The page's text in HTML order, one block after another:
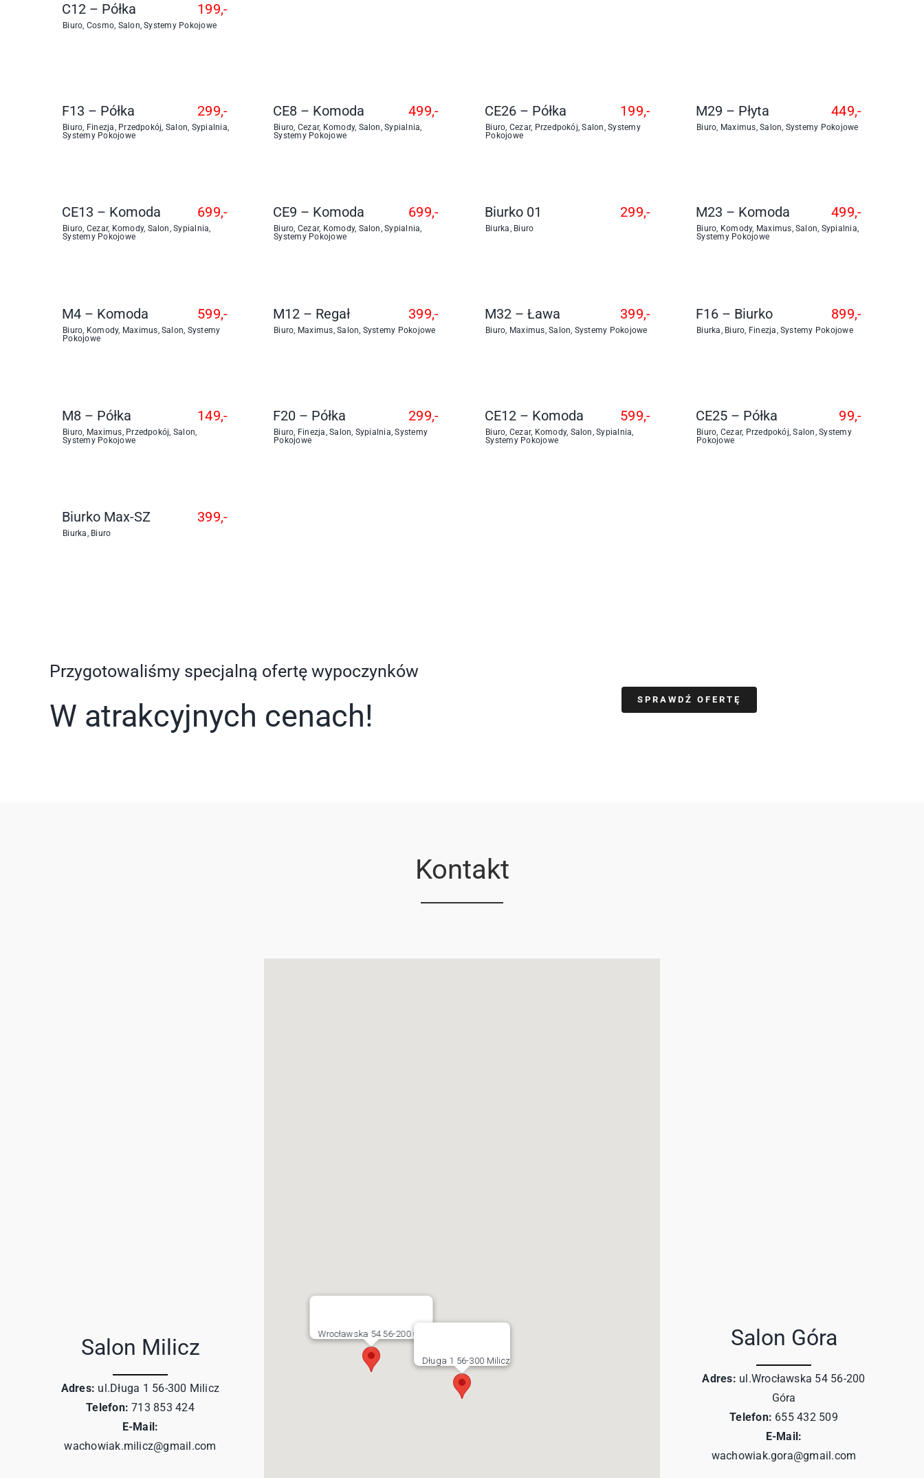
C12 – Półka
Biuro, Cosmo, Salon,Systemy Pokojowe
199,-
F13 – Półka
Biuro Finezja Przedpokój Salon Sypialnia
Systemy Pokojowe
299,- CE8 – Komoda
Biuro Cezar, Komody, Salon ,Sypialnia
Systemy Pokojowe
499,- CE26 – Półka
Biuro Cezar, Przedpokój ,Salon ,Systemy
Pokojowe
199,- M29 – Płyta
Biuro Maximus ,Salon Systemy Pokojowe
449,-
CE13 – Komoda
Biuro Cezar, Komody, Salon ,Sypialnia
Systemy Pokojowe
699,- CE9 – Komoda
Biuro Cezar, Komody, Salon ,Sypialnia
Systemy Pokojowe
699,- Biurko 01
Biurka Biuro
299,- M23 – Komoda
Biuro Komody, Maximus Salon Sypialnia
Systemy Pokojowe
499,-
M4 – Komoda
Biuro Komody, Maximus Salon Systemy
Pokojowe
599,- M12 – Regał
Biuro Maximus ,Salon Systemy Pokojowe
399,- M32 – Ława
Biuro Maximus ,Salon Systemy Pokojowe
399,- F16 – Biurko
Biurka Biuro Finezja Systemy Pokojowe
899,-
M8 – Półka
Biuro Maximus Przedpokój Salon
Systemy Pokojowe
149,- F20 – Półka
Biuro Finezja ,Salon Sypialnia ,Systemy
Pokojowe
299,- CE12 – Komoda
Biuro Cezar, Komody, Salon ,Sypialnia
Systemy Pokojowe
599,- CE25 – Półka
Biuro Cezar, Przedpokój ,Salon ,Systemy
Pokojowe
99,-
Biurko Max-SZ
Biurka Biuro
399,-
Przygotowaliśmy specjalną ofertę wypoczynków
W atrakcyjnych cenach! SPRAWDŹ OFERTĘ
Kontakt
Salon Milicz
Adres: ul.Długa 1 56-300 Milicz
Telefon: 713 853 424
E-Mail:
wachowiak.milicz@gmail.com
Długa 1 56-300 Milicz
Wrocławska 54 56-200 Góra Salon Góra
Adres: ul.Wrocławska 54 56-200
Góra
Telefon: 655 432 509
E-Mail:
wachowiak.gora@gmail.com